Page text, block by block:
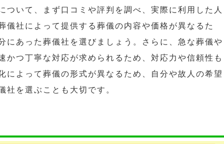
ついて、まず口コミや評判を調べ、実際に利用した人
儀社によって提供する葬儀の内容や価格が異なるた
にあった葬儀社を選びましょう。さらに、急な葬儀や
かつ丁寧な対応が求められるため、対応力や信頼性も
によって葬儀の形式が異なるため、自分や故人の希望
社を選ぶことも大切です。